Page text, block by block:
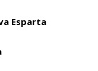
Esparta